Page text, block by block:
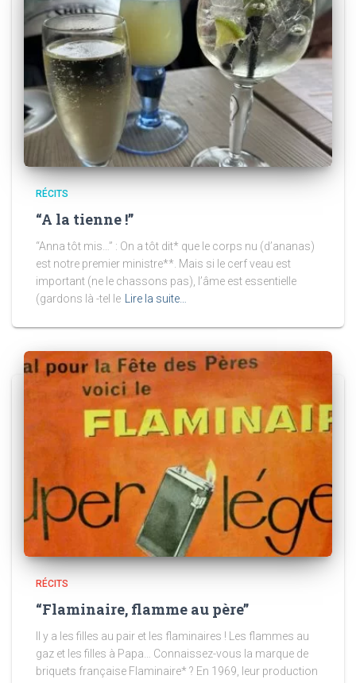
RÉCITS
“A la tienne !”
“Anna tôt mis…” : On a tôt dit* que le corps nu (d’ananas)
est notre premier ministre**. Mais si le cerf veau est
important (ne le chassons pas), l’âme est essentielle
(gardons là -tel le Lire la suite…
RÉCITS
“Flaminaire, flamme au père”
Il y a les filles au pair et les flaminaires ! Les flammes au
gaz et les filles à Papa… Connaissez-vous la marque de
briquets française Flaminaire* ? En 1969, leur production